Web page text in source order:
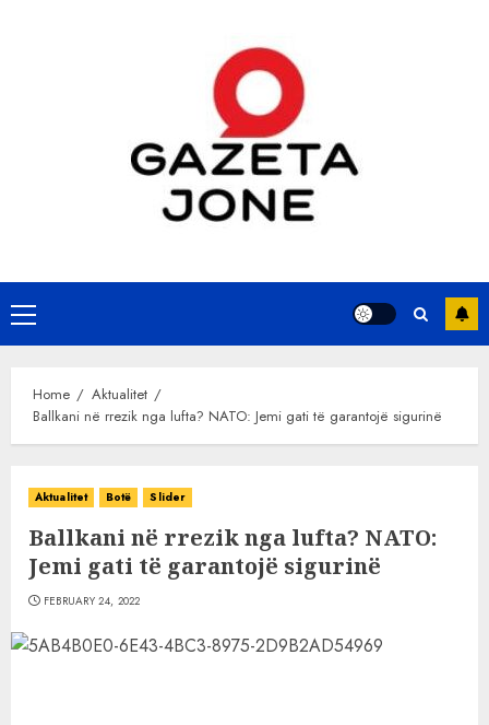
Primary
Menu
Home
Aktualitet
Ballkani në rrezik nga lufta? NATO: Jemi gati të garantojë sigurinë
Aktualitet Botë Slider
Ballkani në rrezik nga lufta? NATO:
Jemi gati të garantojë sigurinë
FEBRUARY 24, 2022